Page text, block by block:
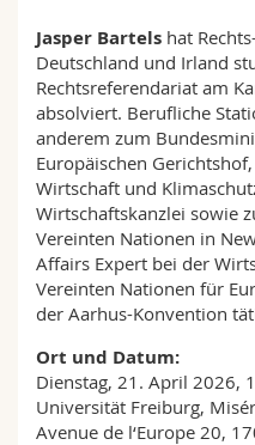
Jasper Bartels hat
Deutschland und Irland
Rechtsreferendariat am
absolviert. Berufliche
anderem zum
Europäischen
Wirtschaft und
Wirtschaftskanzlei sowie
Vereinten Nationen in
Affairs Expert bei der
Vereinten Nationen für
der Aarhus-Konvention
Ort und Datum:
Dienstag, 21. April 2026,
Universität Freiburg,
Avenue de l‘Europe 20,